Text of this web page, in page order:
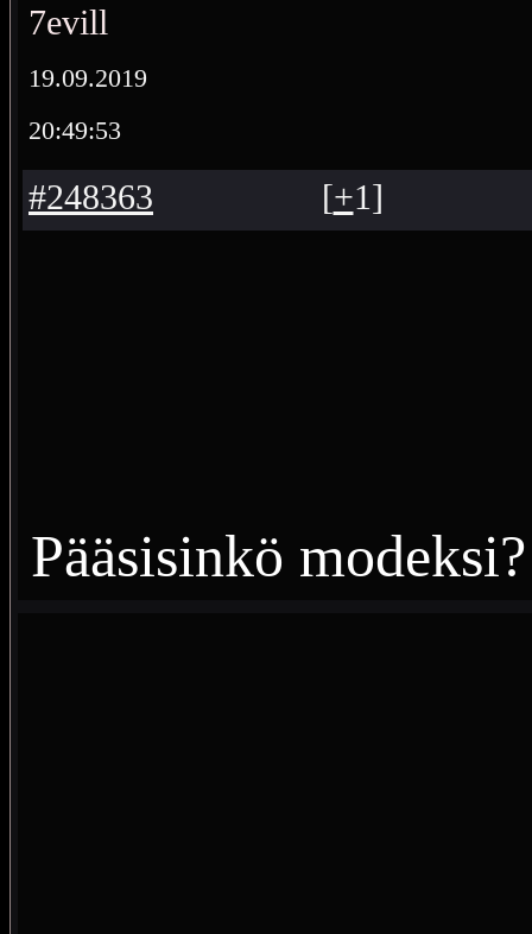
7evill
19.09.2019
20:49:53
#248363 [+1]
Pääsisinkö modeksi?